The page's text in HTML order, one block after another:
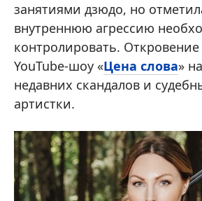
занятиями дзюдо, но
внутреннюю агрессию
контролировать.
YouTube-шоу «Цена слова»
недавних скандалов и
артистки.